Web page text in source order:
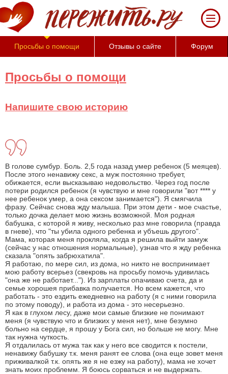
За 50 минут Вы можете оценить тяжесть
своего состояния и его психологические
причины (бесплатно)
Просьбы о помощи Отзывы о сайте Форум
Просьбы о помощи
Напишите свою историю
В голове сумбур. Боль. 2,5 года назад умер ребенок (5 меяцев).
После этого ненавижу секс, а муж постоянно требует,
обижается, если высказываю недовольство. Через год после
потери родился ребенок (я чувствую и мне говорили "вот **** у
нее ребенок умер, а она сексом занимается"). Я смягчила
фразу. Сейчас снова жду малыша. При этом дети - мое счастье,
только дочка делает мою жизнь возможной. Моя родная
бабушка, с которой я живу, несколько раз мне говорила (правда
в гневе), что "ты убила одного ребенка и убъешь другого".
Мама, которая меня прокляла, когда я решила выйти замуж
(сейчас у нас отношения нормальные), узнав что я жду ребенка
сказала "опять забрюхатила".
Я работаю, по мере сил, из дома, но никто не воспринимает
мою работу всерьез (свекровь на просьбу помочь удивилась
"она же не работает..."). Из зарплаты опачиваю счета, да и
семье хорошея прибавка получается. Но всем кажется, что
работать - это ездить ежедневно на работу (я с ними говорила
по этому поводу), и работа из дома - это несерьезно.
Я как в глухом лесу, даже мои самые близкие не понимают
меня (я чувствую что и близких у меня нет), мне безумно
больно на сердце, я прошу у Бога сил, но больше не могу. Мне
так нужна чуткость.
Я отдалилась от мужа так как у него все сводится к постели,
ненавижу бабушку т.к. меня ранят ее слова (она еще зовет меня
приживалкой т.к. опять же я не езжу на работу), мама не хочет
знать моих проблемм. Я боюсь сорваться и не выдержать.